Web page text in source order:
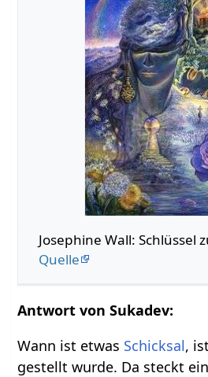
Josephine Wall: Schlüssel
Quelle
Antwort von Sukadev:
Wann ist etwas Schicksal,
gestellt wurde. Da steckt